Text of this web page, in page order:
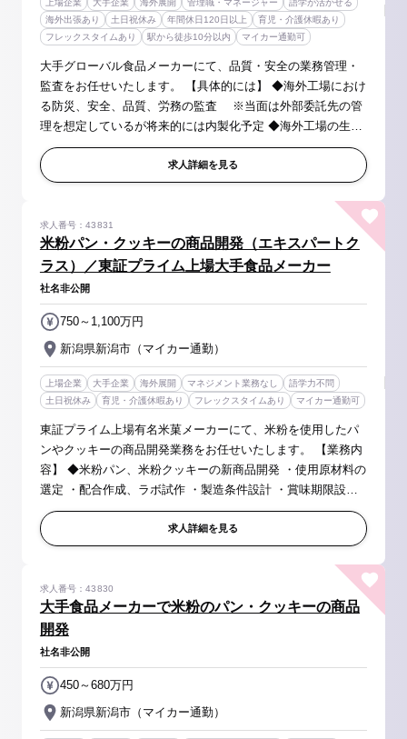
上場企業 大手企業 海外展開 管理職・マネージャー
語学が活かせる
海外出張あり
土日祝休み 年間休日120日以上
育児・介護休暇あり
フレックスタイムあり
駅から徒歩10分以内 マイカー通勤可
大手グローバル食品メーカーにて、品質・安全の業務管理・
監査をお任せいたします。 【具体的には】 ◆海外工場におけ
る防災、安全、品質、労務の監査 ※当面は外部委託先の管
理を想定しているが将来的には内製化予定 ◆海外工場の生産
サポート ・生産性及び品質の向上 ・工場の視察による現状把
握 ・課題抽出か...
求人詳細を見る
米粉パン・クッキーの商品開発（エキスパートク
ラス）／東証プライム上場大手食品メーカー
求人番号：43831
社名非公開
新潟県新潟市（マイカー通勤）
750～1,100万円
上場企業 大手企業 海外展開 マネジメント業務なし
語学力不問
土日祝休み
育児・介護休暇あり フレックスタイムあり マイカー通勤可
東証プライム上場有名米菓メーカーにて、米粉を使用したパ
ンやクッキーの商品開発業務をお任せいたします。 【業務内
容】 ◆米粉パン、米粉クッキーの新商品開発 ・使用原材料の
選定 ・配合作成、ラボ試作 ・製造条件設計 ・賞味期限設
定 等 ◆目標品質の確定（ラボ～工業化） ・技術条件確立
・原価設計 等 ...
求人詳細を見る
大手食品メーカーで米粉のパン・クッキーの商品
開発
求人番号：43830
社名非公開
新潟県新潟市（マイカー通勤）
450～680万円